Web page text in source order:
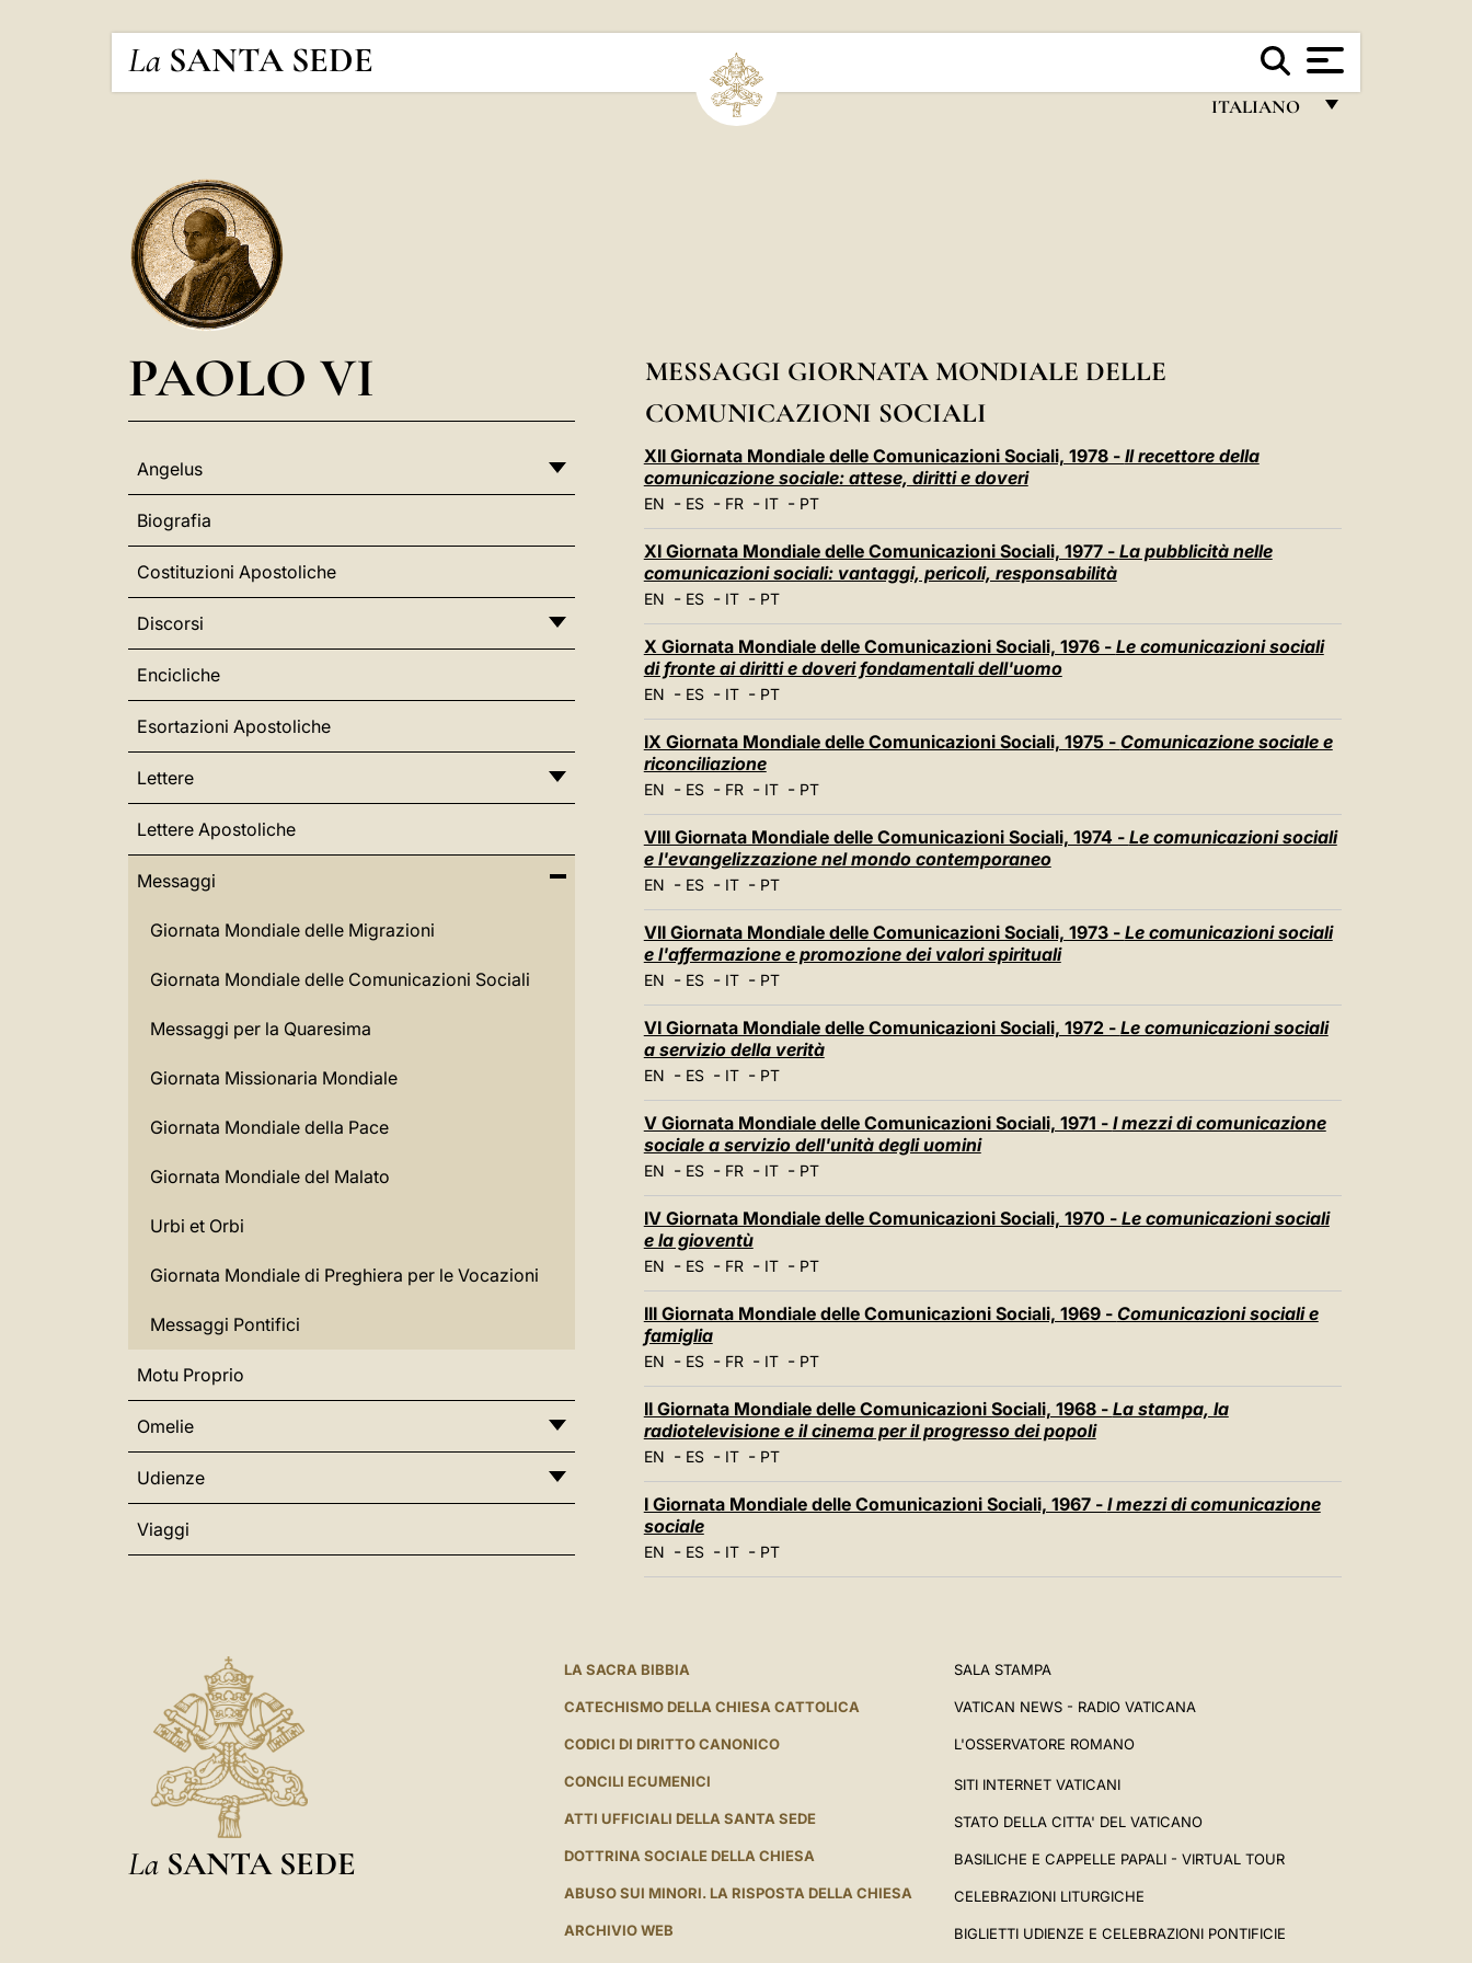
La SANTA SEDE
ITALIANO
العربيّة
LATINE
PAOLO VI
Angelus
Biografia
Costituzioni Apostoliche
Discorsi
Encicliche
Esortazioni Apostoliche
Lettere
Lettere Apostoliche
Messaggi
Giornata Mondiale delle Migrazioni
Giornata Mondiale delle Comunicazioni Sociali
Messaggi per la Quaresima
Giornata Missionaria Mondiale
Giornata Mondiale della Pace
Giornata Mondiale del Malato
Urbi et Orbi
Giornata Mondiale di Preghiera per le Vocazioni
Messaggi Pontifici
Motu Proprio
Omelie
Udienze
Viaggi
MESSAGGI GIORNATA MONDIALE DELLE
COMUNICAZIONI SOCIALI
XII Giornata Mondiale delle Comunicazioni Sociali, 1978 - Il recettore della
comunicazione sociale: attese, diritti e doveri
EN - ES- FR- IT- PT
XI Giornata Mondiale delle Comunicazioni Sociali, 1977 - La pubblicità nelle
comunicazioni sociali: vantaggi, pericoli, responsabilità
EN - ES- IT- PT
X Giornata Mondiale delle Comunicazioni Sociali, 1976 - Le comunicazioni sociali
di fronte ai diritti e doveri fondamentali dell'uomo
EN - ES- IT- PT
IX Giornata Mondiale delle Comunicazioni Sociali, 1975 - Comunicazione sociale e
riconciliazione
EN - ES- FR- IT- PT
VIII Giornata Mondiale delle Comunicazioni Sociali, 1974 - Le comunicazioni sociali
e l'evangelizzazione nel mondo contemporaneo
EN - ES- IT- PT
VII Giornata Mondiale delle Comunicazioni Sociali, 1973 - Le comunicazioni sociali
e l'affermazione e promozione dei valori spirituali
EN - ES- IT- PT
VI Giornata Mondiale delle Comunicazioni Sociali, 1972 - Le comunicazioni sociali
a servizio della verità
EN - ES- IT- PT
V Giornata Mondiale delle Comunicazioni Sociali, 1971 - I mezzi di comunicazione
sociale a servizio dell'unità degli uomini
EN - ES- FR- IT- PT
IV Giornata Mondiale delle Comunicazioni Sociali, 1970 - Le comunicazioni sociali
e la gioventù
EN - ES- FR- IT- PT
III Giornata Mondiale delle Comunicazioni Sociali, 1969 - Comunicazioni sociali e
famiglia
EN - ES- FR- IT- PT
II Giornata Mondiale delle Comunicazioni Sociali, 1968 - La stampa, la
radiotelevisione e il cinema per il progresso dei popoli
EN - ES- IT- PT
I Giornata Mondiale delle Comunicazioni Sociali, 1967 - I mezzi di comunicazione
sociale
EN - ES- IT- PT
La SANTA SEDE
LA SACRA BIBBIA
CATECHISMO DELLA CHIESA CATTOLICA
CODICI DI DIRITTO CANONICO
CONCILI ECUMENICI
ATTI UFFICIALI DELLA SANTA SEDE
DOTTRINA SOCIALE DELLA CHIESA
ABUSO SUI MINORI. LA RISPOSTA DELLA CHIESA
ARCHIVIO WEB
SALA STAMPA
VATICAN NEWS - RADIO VATICANA
L'OSSERVATORE ROMANO
SITI INTERNET VATICANI
STATO DELLA CITTA' DEL VATICANO
BASILICHE E CAPPELLE PAPALI - VIRTUAL TOUR
CELEBRAZIONI LITURGICHE
BIGLIETTI UDIENZE E CELEBRAZIONI PONTIFICIE